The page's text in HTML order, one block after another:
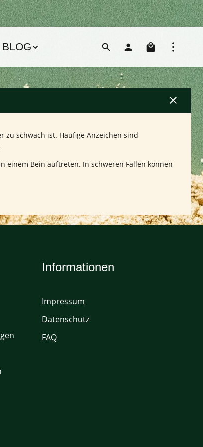
BLOG
schwach ist. Häufige Anzeichen sind
einem Bein auftreten. In schweren Fällen können
Informationen
Impressum
Datenschutz
FAQ